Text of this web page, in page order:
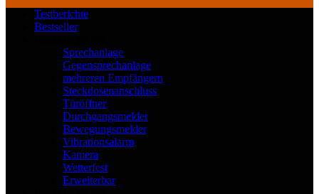
Testberichte
Bestseller
Sprechanlage
Gegensprechanlage
mehreren Empfängern
Steckdosenanschluss
Türöffner
Durchgangsmelder
Bewegungsmelder
Vibrationsalarm
Kamera
Wetterfest
Erweiterbar